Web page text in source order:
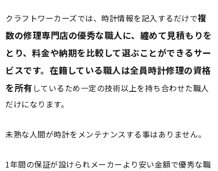
クラフトワーカーズでは、時計情報を記入するだけで複
数の修理専門店の優秀な職人に、纏めて見積もりを
とり、料金や納期を比較して選ぶことができるサー
ビスです。在籍している職人は全員時計修理の資格
を所有 しているため一定の技術以上を持ち合わせた職人
だけになります。
未熟な人間が時計をメンテナンスする事はありません。
1年間の保証が設けられメーカーより安い金額で優秀な職